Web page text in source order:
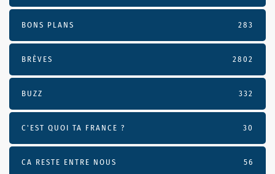
BONS PLANS 283
BRÈVES 2802
BUZZ 332
C'EST QUOI TA FRANCE ? 30
CA RESTE ENTRE NOUS 56